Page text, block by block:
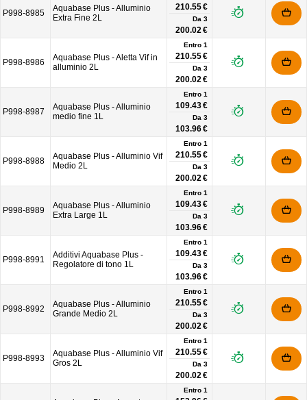
P998-8985
Aquabase Plus - Alluminio
Extra Fine 2L
210.55 €
Da 3
200.02 €
P998-8986
Aquabase Plus - Aletta Vif in
alluminio 2L
Entro 1
210.55 €
Da 3
200.02 €
P998-8987
Aquabase Plus - Alluminio
medio fine 1L
Entro 1
109.43 €
Da 3
103.96 €
P998-8988
Aquabase Plus - Alluminio Vif
Medio 2L
Entro 1
210.55 €
Da 3
200.02 €
P998-8989
Aquabase Plus - Alluminio
Extra Large 1L
Entro 1
109.43 €
Da 3
103.96 €
P998-8991
Additivi Aquabase Plus -
Regolatore di tono 1L
Entro 1
109.43 €
Da 3
103.96 €
P998-8992
Aquabase Plus - Alluminio
Grande Medio 2L
Entro 1
210.55 €
Da 3
200.02 €
P998-8993
Aquabase Plus - Alluminio Vif
Gros 2L
Entro 1
210.55 €
Da 3
200.02 €
Entro 1